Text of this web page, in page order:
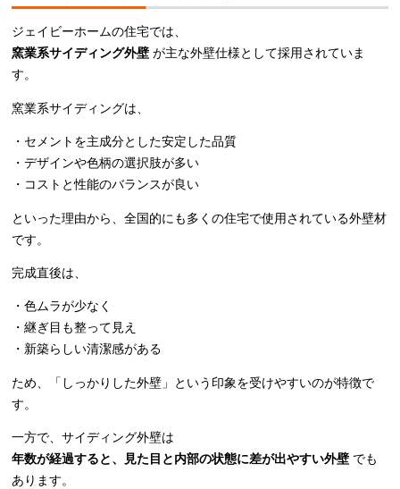
ジェイビーホームの住宅では、
窯業系サイディング外壁 が主な外壁仕様として採用されていま
す。
窯業系サイディングは、
・セメントを主成分とした安定した品質
・デザインや色柄の選択肢が多い
・コストと性能のバランスが良い
といった理由から、全国的にも多くの住宅で使用されている外壁材
です。
完成直後は、
・色ムラが少なく
・継ぎ目も整って見え
・新築らしい清潔感がある
ため、「しっかりした外壁」という印象を受けやすいのが特徴で
す。
一方で、サイディング外壁は
年数が経過すると、見た目と内部の状態に差が出やすい外壁 でも
あります。